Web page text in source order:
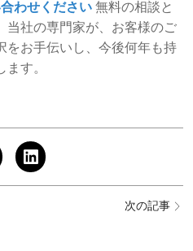
わせください 無料の相談と
当社の専門家が、お客様のご
をお手伝いし、今後何年も持
す。
次の記事